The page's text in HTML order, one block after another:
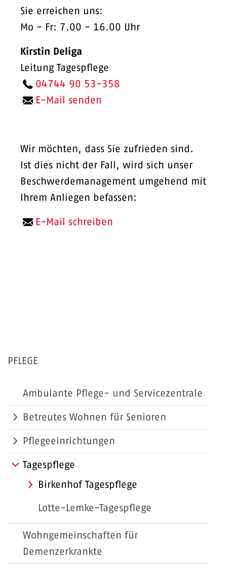
Sie erreichen uns:
Mo - Fr: 7.00 - 16.00 Uhr
Kirstin Deliga
Leitung Tagespflege
04744 90 53-358
E-Mail senden
Wir möchten, dass Sie zufrieden sind.
Ist dies nicht der Fall, wird sich unser
Beschwerdemanagement umgehend mit
Ihrem Anliegen befassen:
E-Mail schreiben
PFLEGE
Ambulante Pflege- und Servicezentrale
Betreutes Wohnen für Senioren
Pflegeeinrichtungen
Tagespflege
Birkenhof Tagespflege
Lotte-Lemke-Tagespflege
Wohngemeinschaften für
Demenzerkrankte